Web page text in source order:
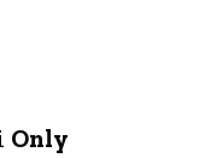
Only